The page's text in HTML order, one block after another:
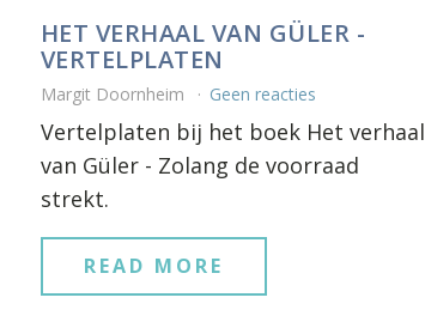
HET VERHAAL VAN GÜLER -
VERTELPLATEN
Margit Doornheim Geen reacties
Vertelplaten bij het boek Het verhaal
van Güler - Zolang de voorraad
strekt.
READ MORE